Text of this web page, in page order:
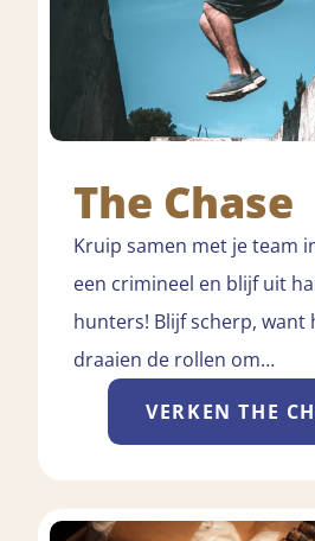
The Chase
Kruip samen met je team
een crimineel en blijf uit
hunters! Blijf scherp, want
draaien de rollen om…
VERKENTHE